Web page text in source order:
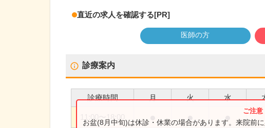
直近の求人を確認する[PR]
医師の方
診療案内
診療時間 月 火 水
11:00 18:00 ● ●
お盆(8月中旬)は休診・休業の場合があります。来院前